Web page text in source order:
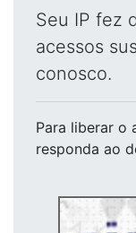
Seu IP fez
acessos
conosco.
Para liberar o
responda ao